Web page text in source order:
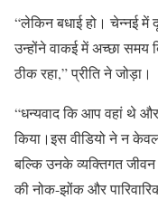
“लेकिन बधाई हो। चेन्नई
उन्होंने वाकई में अच्छा समय
ठीक रहा,” प्रीति ने जोड़ा।
“धन्यवाद कि आप वहां थे
किया।इस वीडियो ने न
बल्कि उनके व्यक्तिगत
की नोक-झोंक और